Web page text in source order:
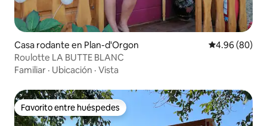
Casa rodante en Plan-d'Orgon Calificación
4.96 (80)
Roulotte LA BUTTE BLANC
Familiar · Ubicación · Vista
Favorito entre huéspedes
Favorito entre huéspedes